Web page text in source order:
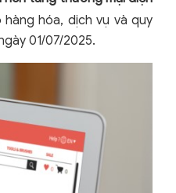
hóa, dịch vụ và quy
01/07/2025.